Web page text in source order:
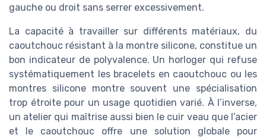
gauche ou droit sans serrer excessivement.
La capacité à travailler sur différents matériaux, du
caoutchouc résistant à la montre silicone, constitue un
bon indicateur de polyvalence. Un horloger qui refuse
systématiquement les bracelets en caoutchouc ou les
montres silicone montre souvent une spécialisation
trop étroite pour un usage quotidien varié. À l’inverse,
un atelier qui maîtrise aussi bien le cuir veau que l’acier
et le caoutchouc offre une solution globale pour